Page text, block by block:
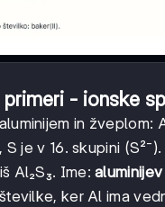
primeri - ionske
in žveplom:
S je v 16. skupini
Al₂S₃. Ime:
ker Al ima